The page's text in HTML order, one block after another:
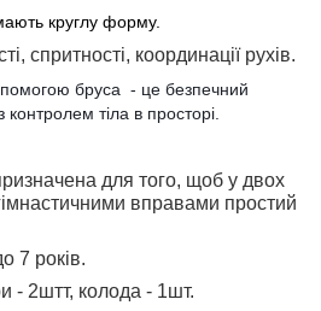
круглу форму.
спритності, координації рухів.
бруса - це безпечний
тіла в просторі.
для того, щоб у двох
вправами простий
7 років.
- 2штт, колода - 1шт.